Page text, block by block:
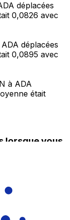
déplacées
0,0826 avec
déplacées
0,0895 avec
à ADA
était
lorsque vous
internationaux
des devises,
de